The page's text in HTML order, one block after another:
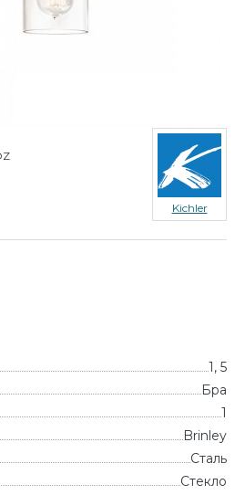
Kichler
1, 5
Бра
1
Brinley
Сталь
Стекло